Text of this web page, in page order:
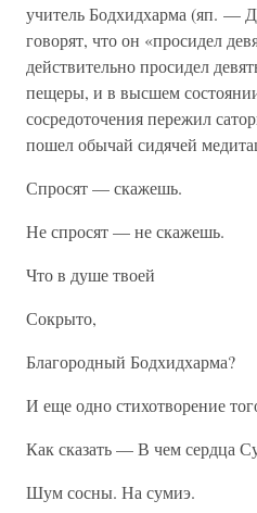
учитель Бодхидхарма (яп. —
говорят, что он «просидел
действительно просидел
пещеры, и в высшем
сосредоточения пережил
пошел обычай сидячей
Спросят — скажешь.
Не спросят — не скажешь.
Что в душе твоей
Сокрыто,
Благородный Бодхидхарма?
И еще одно стихотворение
Как сказать — В чем сердца
Шум сосны. На сумиэ.